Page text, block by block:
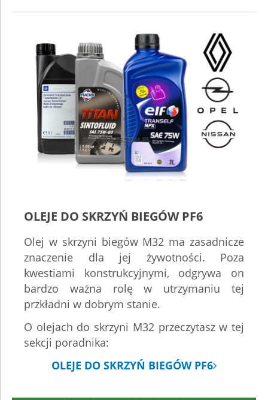
OLEJE DO SKRZYŃ BIEGÓW PF6
Olej w skrzyni biegów M32 ma zasadnicze
znaczenie dla jej żywotności. Poza
kwestiami konstrukcyjnymi, odgrywa on
bardzo ważna rolę w utrzymaniu tej
przkładni w dobrym stanie.
O olejach do skrzyni M32 przeczytasz w tej
sekcji poradnika:
OLEJE DO SKRZYŃ BIEGÓW PF6